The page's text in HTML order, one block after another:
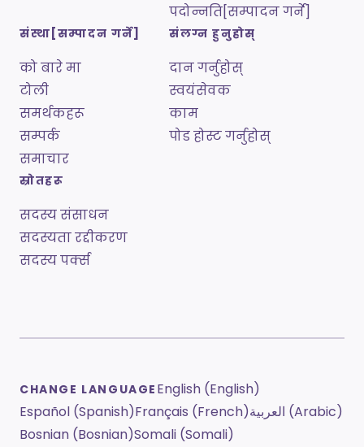
पदोन्नति[सम्पादन गर्ने]
संस्था[सम्पादन गर्ने]
को बारे मा
टोली
समर्थकहरू
सम्पर्क
समाचार
संलग्न हुनुहोस्
दान गर्नुहोस्
स्वयंसेवक
काम
पोड होस्ट गर्नुहोस्
स्रोतहरू
सदस्य संसाधन
सदस्यता रद्दीकरण
सदस्य पर्क्स
CHANGE LANGUAGE English (English)
Español (Spanish)Français (French)
العربية (Arabic)
Bosnian (Bosnian)Somali (Somali)